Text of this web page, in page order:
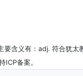
含义有：adj. 符合犹太
备案。